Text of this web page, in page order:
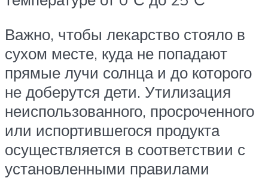
Важно, чтобы лекарство стояло в
сухом месте, куда не попадают
прямые лучи солнца и до которого
не доберутся дети. Утилизация
неиспользованного, просроченного
или испортившегося продукта
осуществляется в соответствии с
установленными правилами